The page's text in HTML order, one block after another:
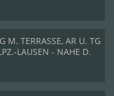
M. TERRASSE, AR U. TG
LAUSEN - NAHE D.